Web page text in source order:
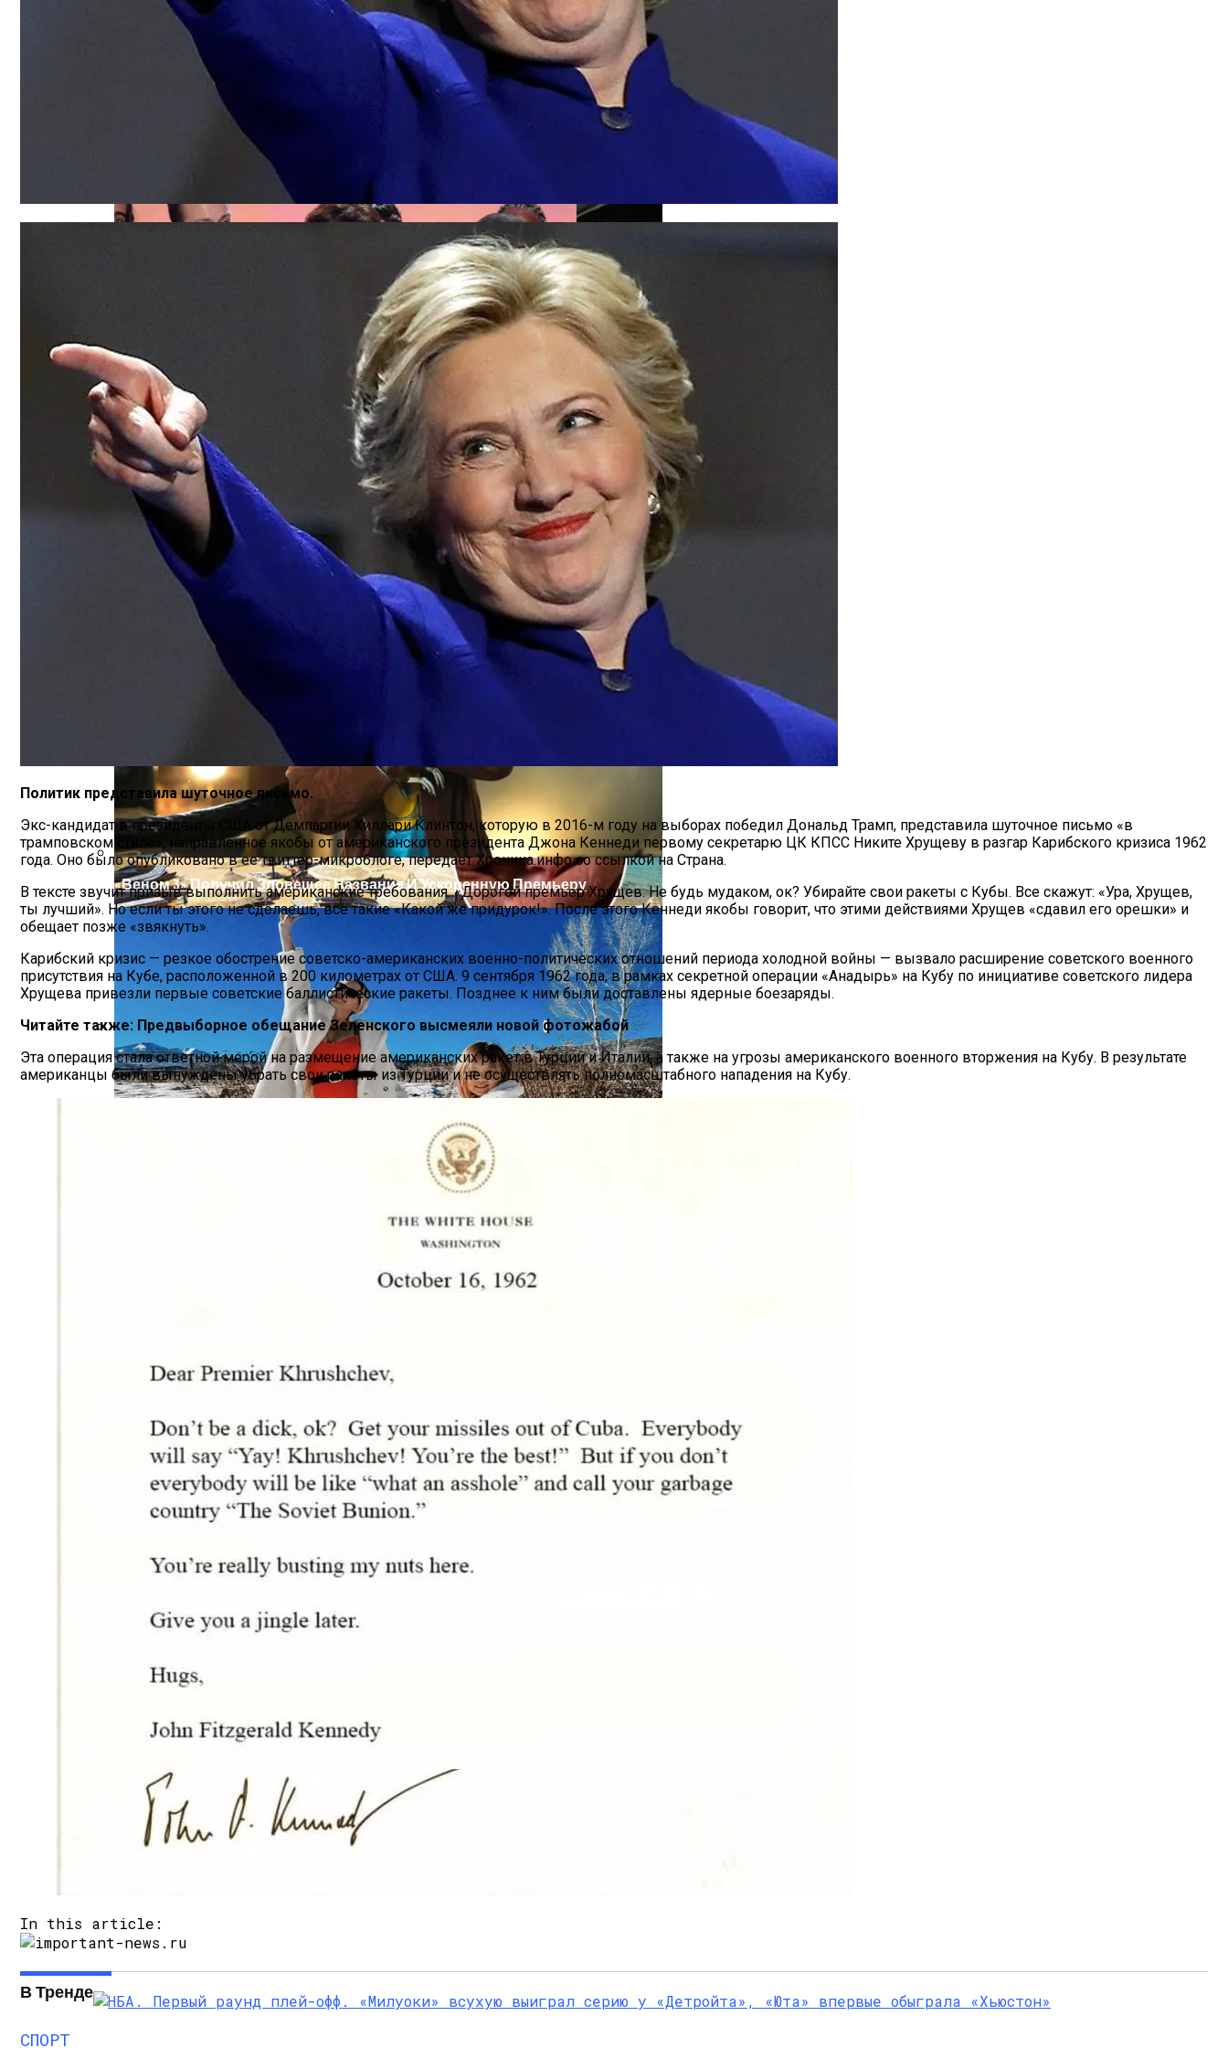
Под Киевом Мотоцикл Влетел В Легковушку: Двое Погибших
Прокурор Хмельницкой Области Умер От Осложнений Коронавируса
В Египте Госпитализировали 5-Летнюю Украинку С Признаками Изнасилования: Мать Отрицает Насилие
Дуэт Из Украины Выступит На Легендарном Фестивале Coachella
Тёмная Сторона Детских Шоу: Куда Пропал Скандальный Создатель Никелодеона
«Веном 3» Получил Зловещее Название И Ускоренную Премьеру
Семейное Наследие: Кейт Хадсон Хранит Свои Наряды Для Дочери Рани
Политик представила шуточное письмо.
Экс-кандидат в президенты США от Демпартии Хиллари Клинтон, которую в 2016-м году на выборах победил Дональд Трамп, представила шуточное письмо «в
трамповском стиле», направленное якобы от американского президента Джона Кеннеди первому секретарю ЦК КПСС Никите Хрущеву в разгар Карибского кризиса 1962
года. Оно было опубликовано в ее твиттер-микроблоге, передает Хроника.инфо со ссылкой на Страна.
В тексте звучит призыв выполнить американские требования. «Дорогой премьер Хрущев. Не будь мудаком, ок? Убирайте свои ракеты с Кубы. Все скажут: «Ура, Хрущев,
ты лучший». Но если ты этого не сделаешь, все такие «Какой же придурок!». После этого Кеннеди якобы говорит, что этими действиями Хрущев «сдавил его орешки» и
обещает позже «звякнуть».
Карибский кризис — резкое обострение советско-американских военно-политических отношений периода холодной войны — вызвало расширение советского военного
присутствия на Кубе, расположенной в 200 километрах от США. 9 сентября 1962 года, в рамках секретной операции «Анадырь» на Кубу по инициативе советского лидера
Хрущева привезли первые советские баллистические ракеты. Позднее к ним были доставлены ядерные боезаряды.
Читайте также: Предвыборное обещание Зеленского высмеяли новой фотожабой
Эта операция стала ответной мерой на размещение американских ракет в Турции и Италии, а также на угрозы американского военного вторжения на Кубу. В результате
американцы были вынуждены убрать свои ракеты из Турции и не осуществлять полномасштабного нападения на Кубу.
In this article:
В Тренде
СПОРТ